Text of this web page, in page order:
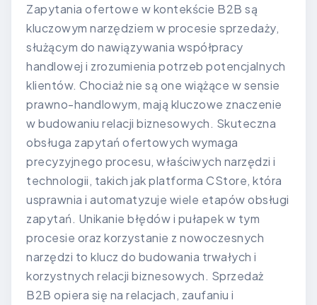
Zapytania ofertowe w kontekście B2B są
kluczowym narzędziem w procesie sprzedaży,
służącym do nawiązywania współpracy
handlowej i zrozumienia potrzeb potencjalnych
klientów. Chociaż nie są one wiążące w sensie
prawno-handlowym, mają kluczowe znaczenie
w budowaniu relacji biznesowych. Skuteczna
obsługa zapytań ofertowych wymaga
precyzyjnego procesu, właściwych narzędzi i
technologii, takich jak platforma CStore, która
usprawnia i automatyzuje wiele etapów obsługi
zapytań. Unikanie błędów i pułapek w tym
procesie oraz korzystanie z nowoczesnych
narzędzi to klucz do budowania trwałych i
korzystnych relacji biznesowych. Sprzedaż
B2B opiera się na relacjach, zaufaniu i